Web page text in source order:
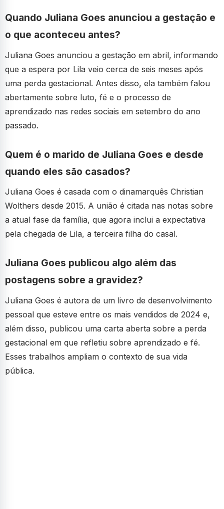
Quando Juliana Goes anunciou a gestação e
o que aconteceu antes?
Juliana Goes anunciou a gestação em abril, informando
que a espera por Lila veio cerca de seis meses após
uma perda gestacional. Antes disso, ela também falou
abertamente sobre luto, fé e o processo de
aprendizado nas redes sociais em setembro do ano
passado.
Quem é o marido de Juliana Goes e desde
quando eles são casados?
Juliana Goes é casada com o dinamarquês Christian
Wolthers desde 2015. A união é citada nas notas sobre
a atual fase da família, que agora inclui a expectativa
pela chegada de Lila, a terceira filha do casal.
Juliana Goes publicou algo além das
postagens sobre a gravidez?
Juliana Goes é autora de um livro de desenvolvimento
pessoal que esteve entre os mais vendidos de 2024 e,
além disso, publicou uma carta aberta sobre a perda
gestacional em que refletiu sobre aprendizado e fé.
Esses trabalhos ampliam o contexto de sua vida
pública.